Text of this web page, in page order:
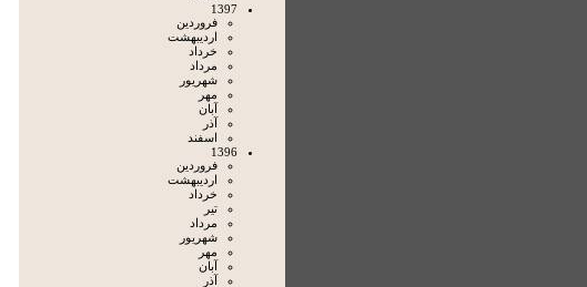
1397
فروردين
ارديبهشت
خرداد
مرداد
شهريور
مهر
آبان
آذر
اسفند
1396
فروردين
ارديبهشت
خرداد
تير
مرداد
شهريور
مهر
آبان
آذر